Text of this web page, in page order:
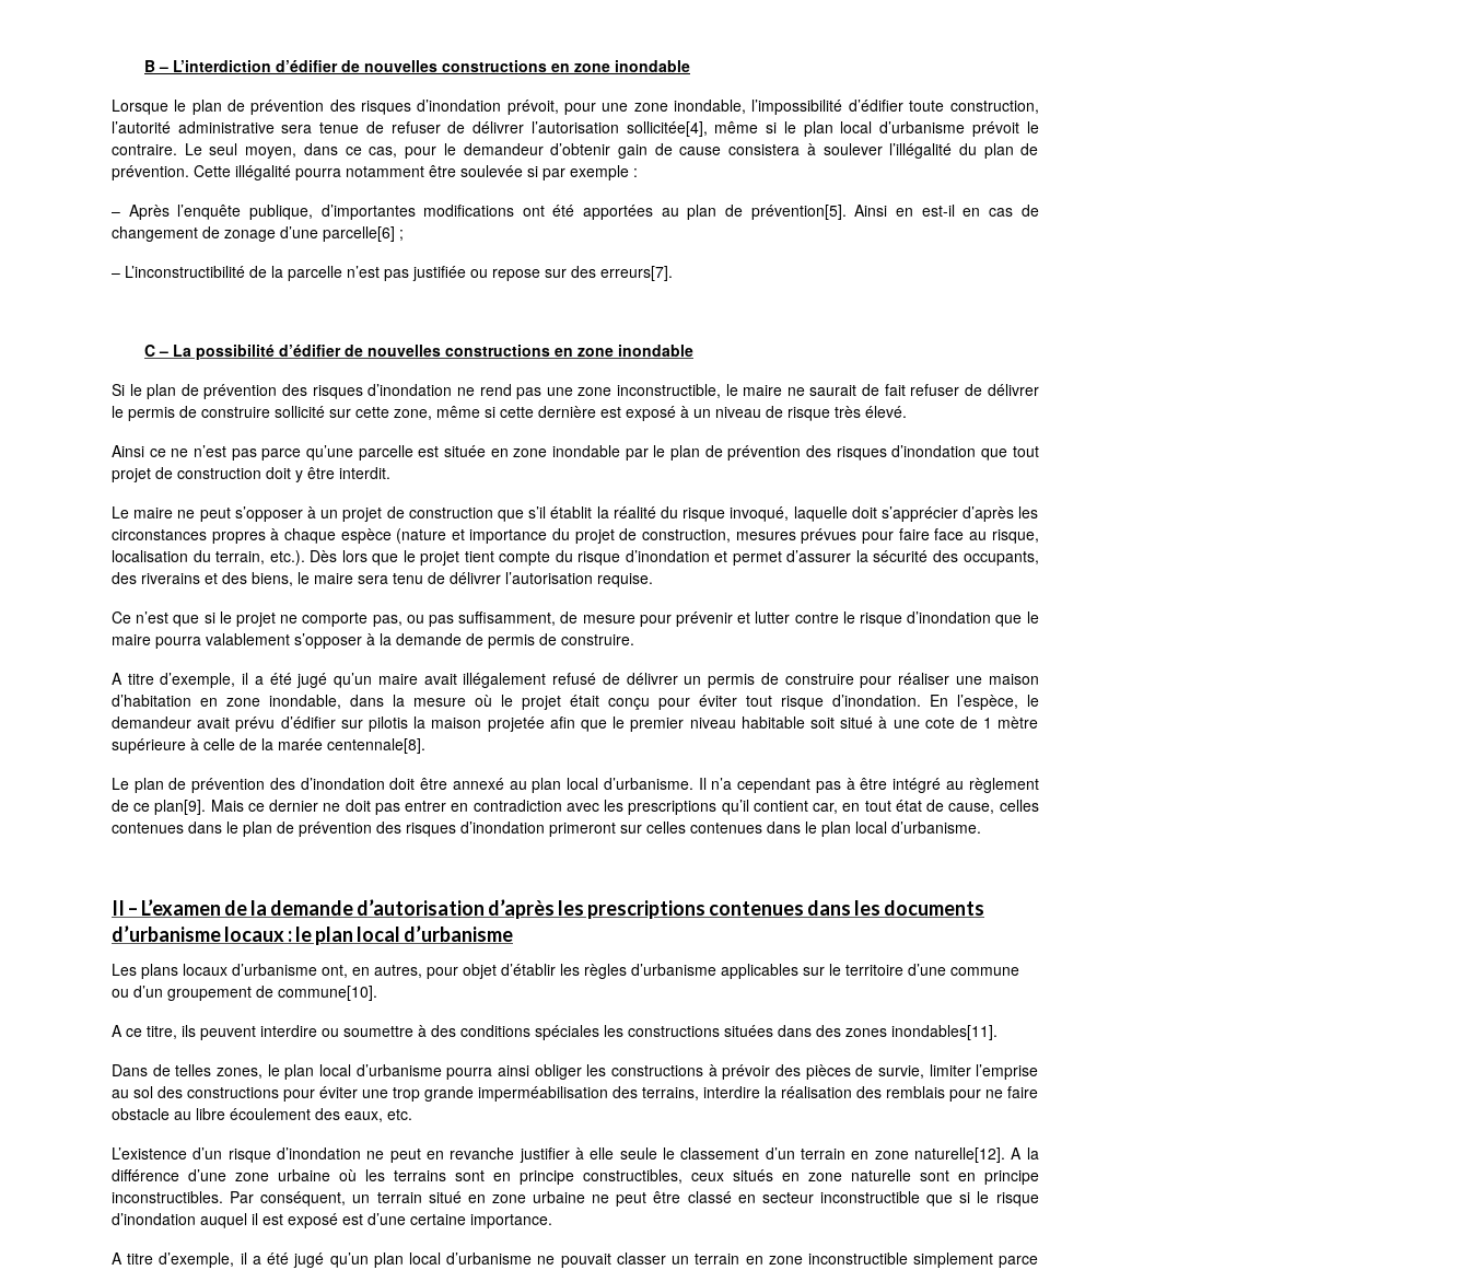
B – L’interdiction d’édifier de nouvelles constructions en zone inondable
Lorsque le plan de prévention des risques d’inondation prévoit, pour une zone inondable, l’impossibilité d’édifier toute construction,
l’autorité administrative sera tenue de refuser de délivrer l’autorisation sollicitée[4], même si le plan local d’urbanisme prévoit le
contraire. Le seul moyen, dans ce cas, pour le demandeur d’obtenir gain de cause consistera à soulever l’illégalité du plan de
prévention. Cette illégalité pourra notamment être soulevée si par exemple :
– Après l’enquête publique, d’importantes modifications ont été apportées au plan de prévention[5]. Ainsi en est-il en cas de
changement de zonage d’une parcelle[6] ;
– L’inconstructibilité de la parcelle n’est pas justifiée ou repose sur des erreurs[7].
C – La possibilité d’édifier de nouvelles constructions en zone inondable
Si le plan de prévention des risques d’inondation ne rend pas une zone inconstructible, le maire ne saurait de fait refuser de délivrer
le permis de construire sollicité sur cette zone, même si cette dernière est exposé à un niveau de risque très élevé.
Ainsi ce ne n’est pas parce qu’une parcelle est située en zone inondable par le plan de prévention des risques d’inondation que tout
projet de construction doit y être interdit.
Le maire ne peut s’opposer à un projet de construction que s’il établit la réalité du risque invoqué, laquelle doit s’apprécier d’après les
circonstances propres à chaque espèce (nature et importance du projet de construction, mesures prévues pour faire face au risque,
localisation du terrain, etc.). Dès lors que le projet tient compte du risque d’inondation et permet d’assurer la sécurité des occupants,
des riverains et des biens, le maire sera tenu de délivrer l’autorisation requise.
Ce n’est que si le projet ne comporte pas, ou pas suffisamment, de mesure pour prévenir et lutter contre le risque d’inondation que le
maire pourra valablement s’opposer à la demande de permis de construire.
A titre d’exemple, il a été jugé qu’un maire avait illégalement refusé de délivrer un permis de construire pour réaliser une maison
d’habitation en zone inondable, dans la mesure où le projet était conçu pour éviter tout risque d’inondation. En l’espèce, le
demandeur avait prévu d’édifier sur pilotis la maison projetée afin que le premier niveau habitable soit situé à une cote de 1 mètre
supérieure à celle de la marée centennale[8].
Le plan de prévention des d’inondation doit être annexé au plan local d’urbanisme. Il n’a cependant pas à être intégré au règlement
de ce plan[9]. Mais ce dernier ne doit pas entrer en contradiction avec les prescriptions qu’il contient car, en tout état de cause, celles
contenues dans le plan de prévention des risques d’inondation primeront sur celles contenues dans le plan local d’urbanisme.
II – L’examen de la demande d’autorisation d’après les prescriptions contenues dans les documents
d’urbanisme locaux : le plan local d’urbanisme
Les plans locaux d’urbanisme ont, en autres, pour objet d’établir les règles d’urbanisme applicables sur le territoire d’une commune
ou d’un groupement de commune[10].
A ce titre, ils peuvent interdire ou soumettre à des conditions spéciales les constructions situées dans des zones inondables[11].
Dans de telles zones, le plan local d’urbanisme pourra ainsi obliger les constructions à prévoir des pièces de survie, limiter l’emprise
au sol des constructions pour éviter une trop grande imperméabilisation des terrains, interdire la réalisation des remblais pour ne faire
obstacle au libre écoulement des eaux, etc.
L’existence d’un risque d’inondation ne peut en revanche justifier à elle seule le classement d’un terrain en zone naturelle[12]. A la
différence d’une zone urbaine où les terrains sont en principe constructibles, ceux situés en zone naturelle sont en principe
inconstructibles. Par conséquent, un terrain situé en zone urbaine ne peut être classé en secteur inconstructible que si le risque
d’inondation auquel il est exposé est d’une certaine importance.
A titre d’exemple, il a été jugé qu’un plan local d’urbanisme ne pouvait classer un terrain en zone inconstructible simplement parce